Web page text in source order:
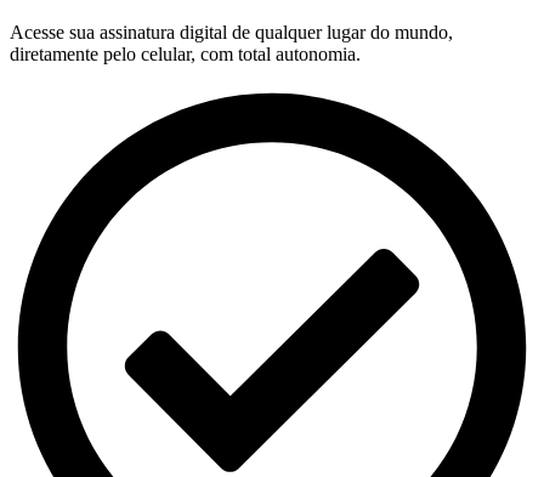
Acesse sua assinatura digital de qualquer lugar do mundo,
diretamente pelo celular, com total autonomia.